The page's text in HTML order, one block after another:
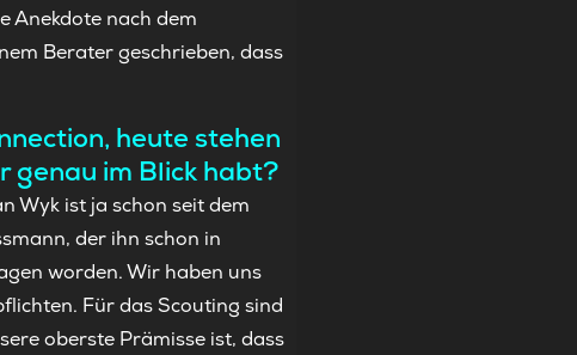
Anekdote nach dem
Berater geschrieben, dass
heute stehen
genau im Blick habt?
Wyk ist ja schon seit dem
der ihn schon in
worden. Wir haben uns
Für das Scouting sind
oberste Prämisse ist, dass